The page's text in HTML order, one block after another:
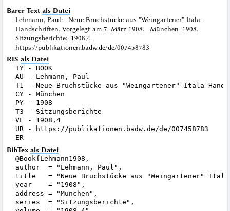
Barer Text als Datei
Lehmann, Paul: Neue Bruchstücke aus "Weingartener" Itala-
Handschriften. Vorgelegt am 7. März 1908. München 1908.
Sitzungsberichte: 1908,4.
https://publikationen.badw.de/de/007458783
RIS als Datei
TY - BOOK
AU - Lehmann, Paul
T1 - Neue Bruchstücke aus "Weingartener" Itala-
CY - München
PY - 1908
T3 - Sitzungsberichte
VL - 1908,4
UR - https://publikationen.badw.de/de/007458783
BibTex als Datei
@Book{Lehmann1908,
author  = "Lehmann, Paul",
title   = "Neue Bruchstücke aus "Weingartener"
year    = "1908",
address = "München",
series  = "Sitzungsberichte",